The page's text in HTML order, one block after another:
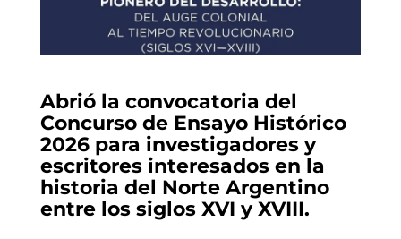
Abrió la convocatoria del
Concurso de Ensayo Histórico
2026 para investigadores y
escritores interesados en la
historia del Norte Argentino
entre los siglos XVI y XVIII.